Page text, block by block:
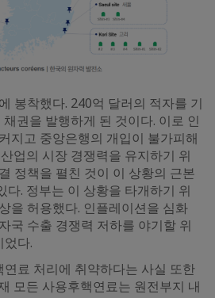
봉착했다. 240억 달러의 적자를 기
권을 발행하게 된 것이다. 이로 인
지고 중앙은행의 개입이 불가피해
업의 시장 경쟁력을 유지하기 위
정책을 펼친 것이 이 상황의 근본
다. 정부는 이 상황을 타개하기 위
을 허용했다. 인플레이션을 심화
국 수출 경쟁력 저하를 야기할 위
었다.
료 처리에 취약하다는 사실 또한
모든 사용후핵연료는 원전부지 내